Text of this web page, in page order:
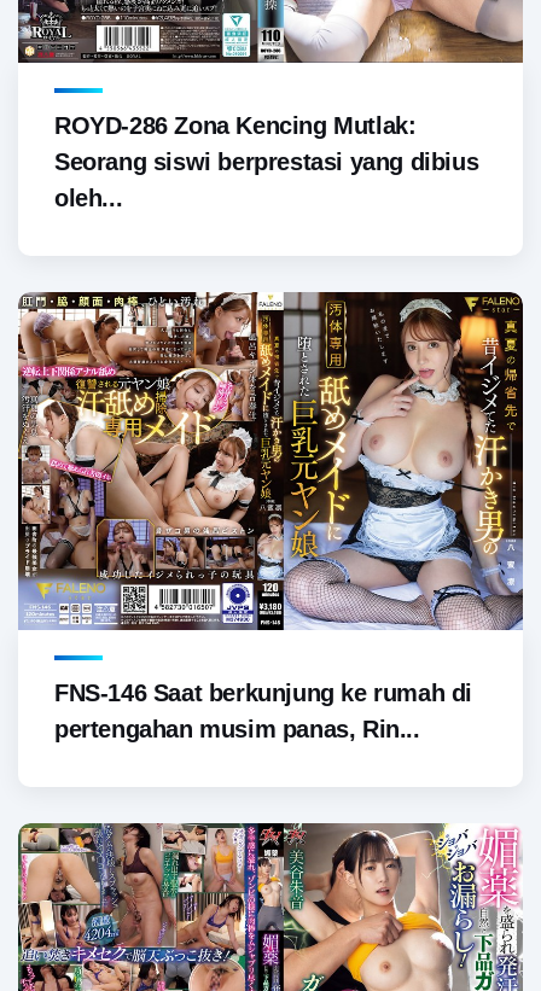
ROYD-286 Zona Kencing Mutlak:
Seorang siswi berprestasi yang dibius
oleh...
FNS-146 Saat berkunjung ke rumah di
pertengahan musim panas, Rin...